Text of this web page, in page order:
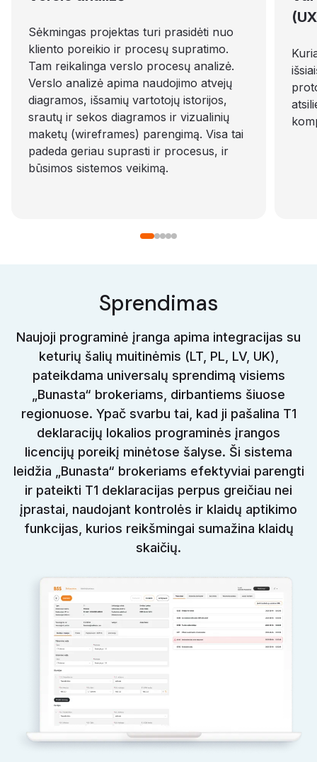
Sėkmingas projektas turi prasidėti nuo
kliento poreikio ir procesų supratimo.
Tam reikalinga verslo procesų analizė.
Verslo analizė apima naudojimo atvejų
diagramos, išsamių vartotojų istorijos,
srautų ir sekos diagramos ir vizualinių
maketų (wireframes) parengimą. Visa tai
padeda geriau suprasti ir procesus, ir
būsimos sistemos veikimą.
Sprendimas
Naujoji programinė įranga apima integracijas su
keturių šalių muitinėmis (LT, PL, LV, UK),
pateikdama universalų sprendimą visiems
„Bunasta“ brokeriams, dirbantiems šiuose
regionuose. Ypač svarbu tai, kad ji pašalina T1
deklaracijų lokalios programinės įrangos
licencijų poreikį minėtose šalyse. Ši sistema
leidžia „Bunasta“ brokeriams efektyviai parengti
ir pateikti T1 deklaracijas perpus greičiau nei
įprastai, naudojant kontrolės ir klaidų aptikimo
funkcijas, kurios reikšmingai sumažina klaidų
skaičių.